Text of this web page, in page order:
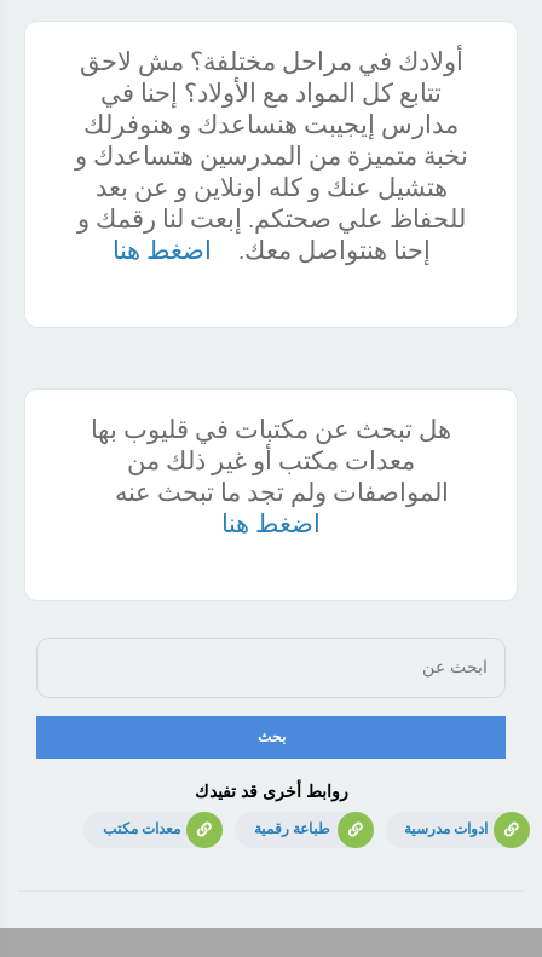
أولادك في مراحل مختلفة؟ مش لاحق
تتابع كل المواد مع الأولاد؟ إحنا في
مدارس إيجيبت هنساعدك و هنوفرلك
نخبة متميزة من المدرسين هتساعدك و
هتشيل عنك و كله اونلاين و عن بعد
للحفاظ علي صحتكم. إبعت لنا رقمك و
إحنا هنتواصل معك.
اضغط هنا
هل تبحث عن مكتبات في قليوب بها
معدات مكتب أو غير ذلك من
المواصفات ولم تجد ما تبحث عنه
اضغط هنا
روابط أخرى قد تفيدك
ادوات مدرسية طباعة رقمية معدات مكتب